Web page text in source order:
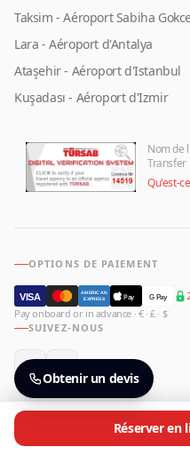
Réserver en
Taksim - Aéroport Sabiha
Lara - Aéroport d'Antalya
Ataşehir - Aéroport d'Istanbul
Kuşadası - Aéroport d'Izmir
Nom de
Transfer
Qu'est-
OPTIONS DE PAIEMENT
VISA
AMERICAN
EXPRESS
Pay G Pay
Pay onboard or in advance · € · £ · $
SUIVEZ-NOUS
Obtenir un devis